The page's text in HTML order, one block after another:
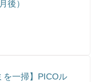
後）
を一掃】PICOル